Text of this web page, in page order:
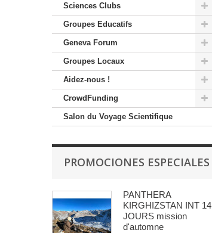
Sciences Clubs
Groupes Educatifs
Geneva Forum
Groupes Locaux
Aidez-nous !
CrowdFunding
Salon du Voyage Scientifique
PROMOCIONES ESPECIALES
PANTHERA
KIRGHIZSTAN INT 14
JOURS mission
d'automne